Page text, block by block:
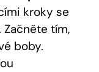
kroky‌ se
⁤tím,
boby.